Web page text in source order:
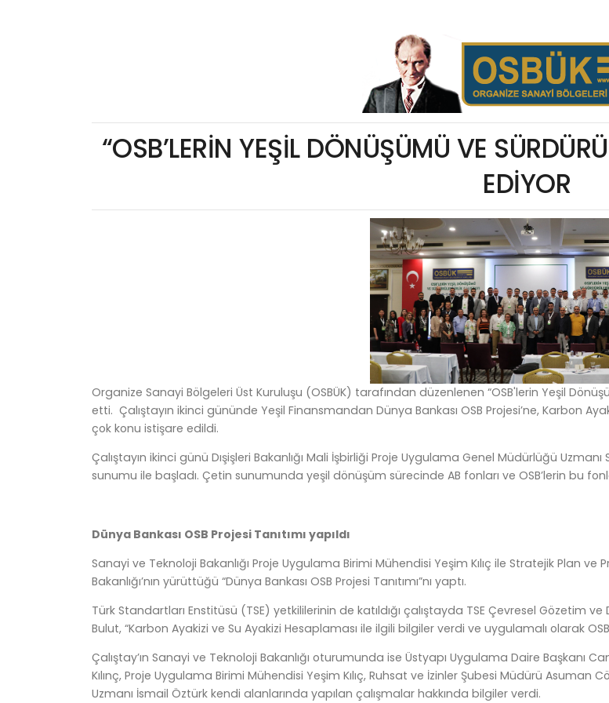
“OSB’LERİN YEŞİL DÖNÜŞÜMÜ VE
EDİYOR
Organize Sanayi Bölgeleri Üst Kuruluşu (OSBÜK) tarafından düzenlenen “OSB'lerin Yeşil
etti. Çalıştayın ikinci gününde Yeşil Finansmandan Dünya Bankası OSB Projesi’ne, Karbon
çok konu istişare edildi.
Çalıştayın ikinci günü Dışişleri Bakanlığı Mali İşbirliği Proje Uygulama Genel Müdürlüğü
sunumu ile başladı. Çetin sunumunda yeşil dönüşüm sürecinde AB fonları ve OSB’lerin bu
Dünya Bankası OSB Projesi Tanıtımı yapıldı
Sanayi ve Teknoloji Bakanlığı Proje Uygulama Birimi Mühendisi Yeşim Kılıç ile Stratejik Plan ve
Bakanlığı’nın yürüttüğü “Dünya Bankası OSB Projesi Tanıtımı”nı yaptı.
Türk Standartları Enstitüsü (TSE) yetkililerinin de katıldığı çalıştayda TSE Çevresel Gözetim
Bulut, “Karbon Ayakizi ve Su Ayakizi Hesaplaması ile ilgili bilgiler verdi ve uygulamalı olarak
Çalıştay’ın Sanayi ve Teknoloji Bakanlığı oturumunda ise Üstyapı Uygulama Daire Başkanı
Kılınç, Proje Uygulama Birimi Mühendisi Yeşim Kılıç, Ruhsat ve İzinler Şubesi Müdürü
Uzmanı İsmail Öztürk kendi alanlarında yapılan çalışmalar hakkında bilgiler verdi.